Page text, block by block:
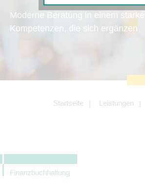
Moderne Beratung in einem
Kompetenzen, die sich ergänzen
Startseite Leistungen
Finanzbuchhaltung
Diese Cookies sind
grundlegende Funktionalität
zu sichern.
Angebotes
Angeboten von z.B.
LinkedIn.
können.